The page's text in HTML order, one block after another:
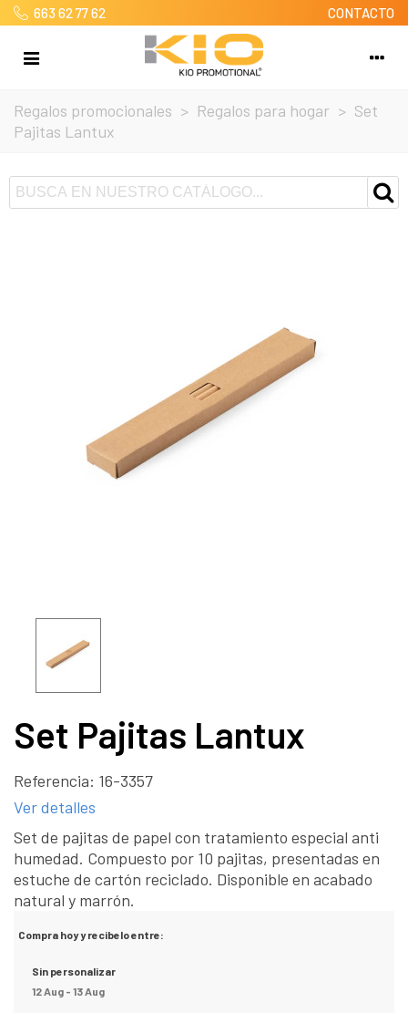
663 62 77 62 CONTACTO
Regalos promocionales > Regalos para hogar > Set
Pajitas Lantux
Set Pajitas Lantux
Referencia: 16-3357
Ver detalles
Set de pajitas de papel con tratamiento especial anti
humedad. Compuesto por 10 pajitas, presentadas en
estuche de cartón reciclado. Disponible en acabado
natural y marrón.
Compra hoy y recibelo entre:
Sin personalizar
12 Aug - 13 Aug